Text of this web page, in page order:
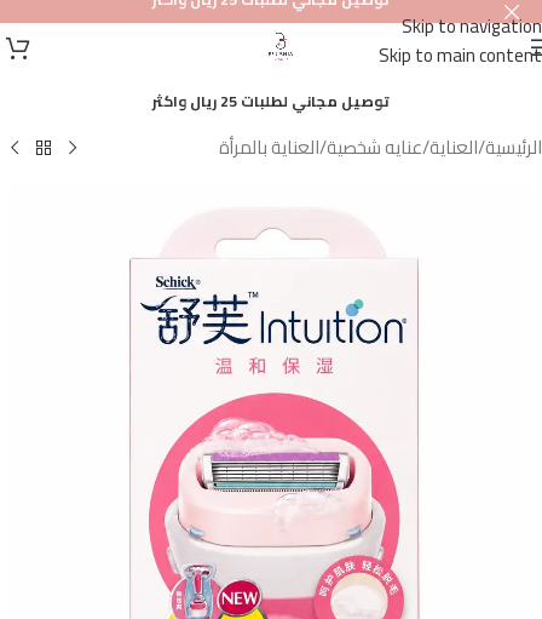
Skip to navigation
Skip to main content
توصيل مجاني لطلبات 25 ريال واكثر
الرئيسية/العناية/عنايه شخصية/العناية بالمرأة